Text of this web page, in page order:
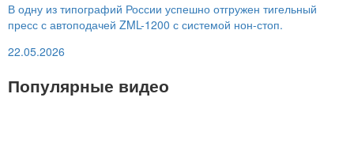
В одну из типографий России успешно отгружен тигельный
пресс с автоподачей ZML-1200 с системой нон-стоп.
22.05.2026
Популярные видео